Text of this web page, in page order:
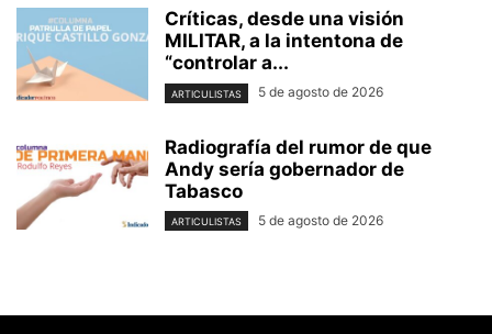
Críticas, desde una visión
MILITAR, a la intentona de
“controlar a...
ARTICULISTAS 5 de agosto de 2026
Radiografía del rumor de que
Andy sería gobernador de
Tabasco
ARTICULISTAS 5 de agosto de 2026